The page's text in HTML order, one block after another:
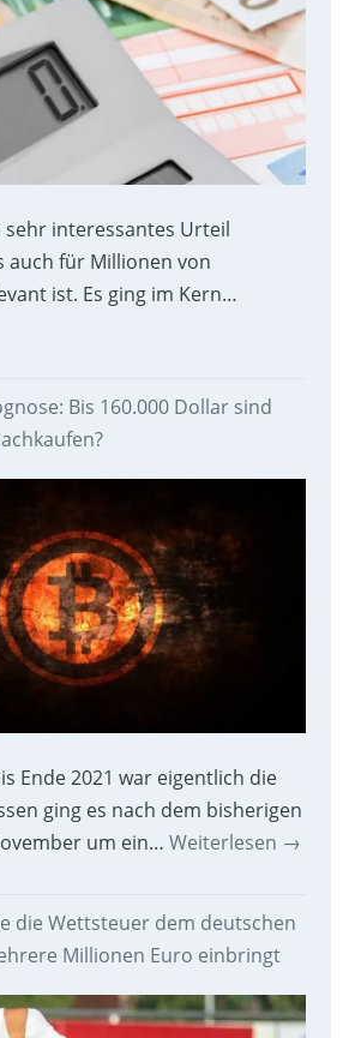
sehr interessantes Urteil
auch für Millionen von
ist. Es ging im Kern…
Bis 160.000 Dollar sind
Ende 2021 war eigentlich die
ging es nach dem bisherigen
um ein… Weiterlesen →
die Wettsteuer dem deutschen
Millionen Euro einbringt